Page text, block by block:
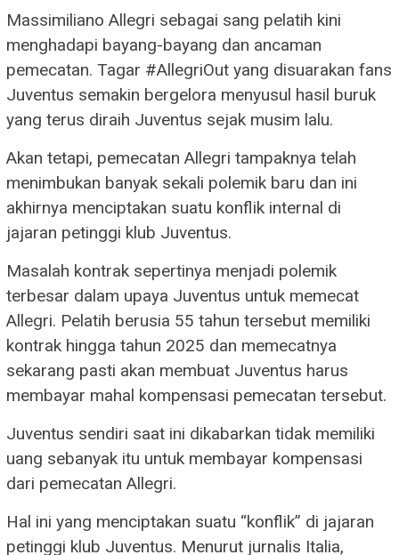
Massimiliano Allegri sebagai sang pelatih kini
menghadapi bayang-bayang dan ancaman
pemecatan. Tagar #AllegriOut yang disuarakan fans
Juventus semakin bergelora menyusul hasil buruk
yang terus diraih Juventus sejak musim lalu.
Akan tetapi, pemecatan Allegri tampaknya telah
menimbukan banyak sekali polemik baru dan ini
akhirnya menciptakan suatu konflik internal di
jajaran petinggi klub Juventus.
Masalah kontrak sepertinya menjadi polemik
terbesar dalam upaya Juventus untuk memecat
Allegri. Pelatih berusia 55 tahun tersebut memiliki
kontrak hingga tahun 2025 dan memecatnya
sekarang pasti akan membuat Juventus harus
membayar mahal kompensasi pemecatan tersebut.
Juventus sendiri saat ini dikabarkan tidak memiliki
uang sebanyak itu untuk membayar kompensasi
dari pemecatan Allegri.
Hal ini yang menciptakan suatu “konflik” di jajaran
petinggi klub Juventus. Menurut jurnalis Italia,